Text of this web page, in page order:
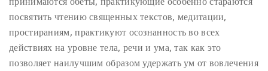
посвятить чтению священных текстов, медитации,
простираниям, практикуют осознанность во всех
действиях на уровне тела, речи и ума, так как это
позволяет наилучшим образом удержать ум от вовлечения